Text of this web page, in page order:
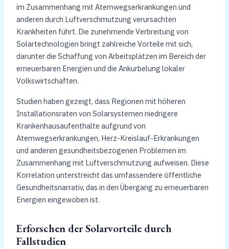
im Zusammenhang mit Atemwegserkrankungen und
anderen durch Luftverschmutzung verursachten
Krankheiten führt. Die zunehmende Verbreitung von
Solartechnologien bringt zahlreiche Vorteile mit sich,
darunter die Schaffung von Arbeitsplätzen im Bereich der
erneuerbaren Energien und die Ankurbelung lokaler
Volkswirtschaften.
Studien haben gezeigt, dass Regionen mit höheren
Installationsraten von Solarsystemen niedrigere
Krankenhausaufenthalte aufgrund von
Atemwegserkrankungen, Herz-Kreislauf-Erkrankungen
und anderen gesundheitsbezogenen Problemen im
Zusammenhang mit Luftverschmutzung aufweisen. Diese
Korrelation unterstreicht das umfassendere öffentliche
Gesundheitsnarrativ, das in den Übergang zu erneuerbaren
Energien eingewoben ist.
Erforschen der Solarvorteile durch
Fallstudien